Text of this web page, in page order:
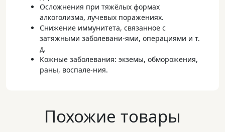
Осложнения при тяжёлых формах
алкоголизма, лучевых поражениях.
Снижение иммунитета, связанное с
затяжными заболевани-ями, операциями и т.
д.
Кожные заболевания: экземы, обморожения,
раны, воспале-ния.
Похожие товары